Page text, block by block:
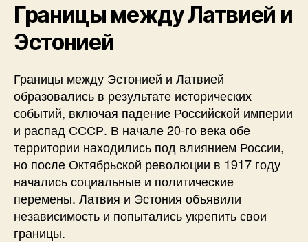
Границы между Латвией и
Эстонией
Границы между Эстонией и Латвией
образовались в результате исторических
событий, включая падение Российской империи
и распад СССР. В начале 20-го века обе
территории находились под влиянием России,
но после Октябрьской революции в 1917 году
начались социальные и политические
перемены. Латвия и Эстония объявили
независимость и попытались укрепить свои
границы.